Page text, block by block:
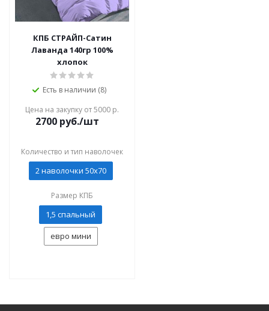
КПБ СТРАЙП-Сатин
Лаванда 140гр 100%
хлопок
Есть в наличии (8)
Цена на закупку от 5000 р.
2700 руб./шт
Количество и тип наволочек
2 наволочки 50x70
Размер КПБ
1,5 спальный
евро мини